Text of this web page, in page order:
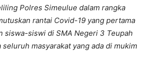
Polres Simeulue dalam rangka
rantai Covid-19 yang pertama
siswa-siswi di SMA Negeri 3 Teupah
seluruh masyarakat yang ada di mukim